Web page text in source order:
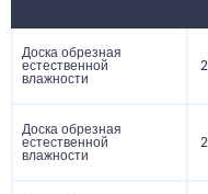
Доска обрезная
естественной
влажности
Доска обрезная
естественной
влажности